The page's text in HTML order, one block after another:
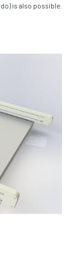
is also possible.